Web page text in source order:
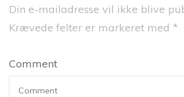
Din e-mailadresse vil ikke blive
Krævede felter er markeret med *
Comment